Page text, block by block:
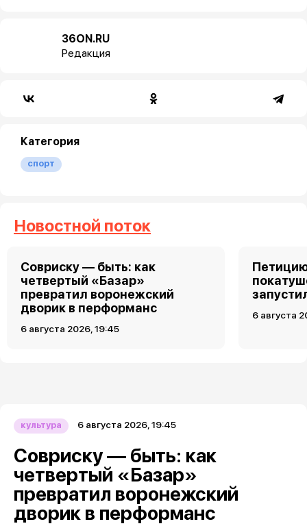
36ON.RU
Редакция
Категория
спорт
Новостной поток
Совриску — быть: как
четвертый «Базар»
превратил воронежский
дворик в перформанс
6 августа 2026, 19:45
6 августа
культура 6 августа 2026, 19:45
Совриску — быть: как
четвертый «Базар»
превратил воронежский
дворик в перформанс